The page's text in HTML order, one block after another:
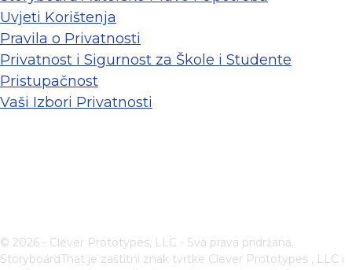
Uvjeti Korištenja
Pravila o Privatnosti
Privatnost i Sigurnost za Škole i Studente
Pristupačnost
Vaši Izbori Privatnosti
© 2026 - Clever Prototypes, LLC - Sva prava pridržana.
StoryboardThat je zaštitni znak tvrtke Clever Prototypes , LLC i